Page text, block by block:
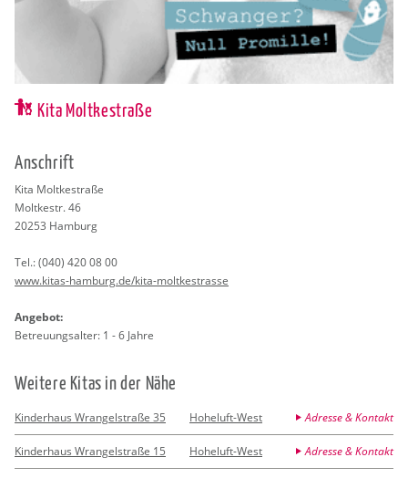
Kita Moltkestraße
An­schrift
Kita Molt­ke­stra­ße
Molt­kestr. 46
20253 Ham­burg
Tel.:(040) 420 08 00
www.​kitas-​hamburg.​de/​kita-​mol​tkes​tras​se
An­ge­bot:
Be­treu­ungs­al­ter: 1 - 6 Jahre
Wei­te­re Kitas in der Nähe
Kinderhaus Wrangelstraße 35 Hoheluft-West Adresse & Kontakt
Kinderhaus Wrangelstraße 15 Hoheluft-West Adresse & Kontakt